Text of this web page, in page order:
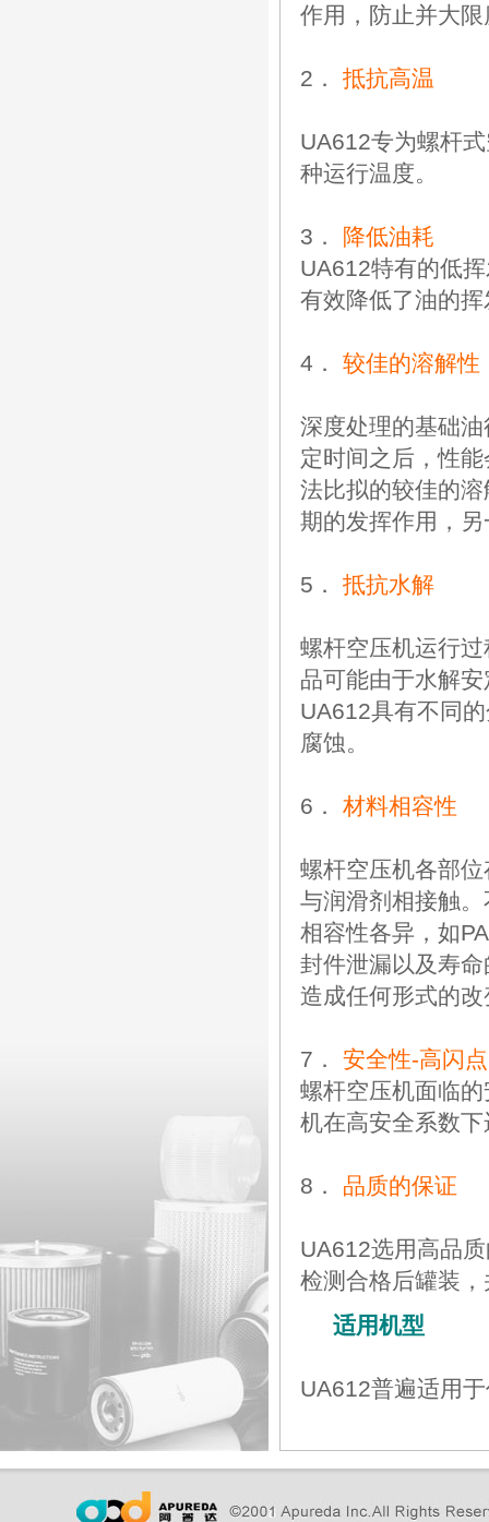
作用，防止并大
2． 抵抗高温
UA612专为螺杆
种运行温度。
3． 降低油耗
UA612特有的低
有效降低了油的
4． 较佳的溶解性
深度处理的基础
定时间之后，性
法比拟的较佳的
期的发挥作用，
5． 抵抗水解
螺杆空压机运行
品可能由于水解
UA612具有不同
腐蚀。
6． 材料相容性
螺杆空压机各部
与润滑剂相接触
相容性各异，如
封件泄漏以及寿
造成任何形式的
7． 安全性-高闪点
螺杆空压机面临
机在高安全系数
8． 品质的保证
UA612选用高品
检测合格后罐装
适用机型
UA612普遍适用